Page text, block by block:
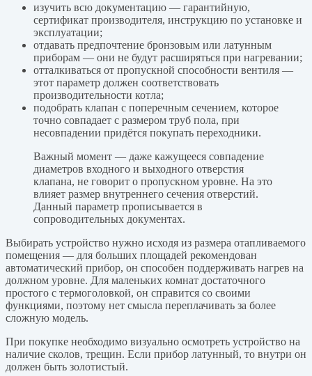
изучить всю документацию — гарантийную,
сертификат производителя, инструкцию по установке и
эксплуатации;
отдавать предпочтение бронзовым или латунным
приборам — они не будут расширяться при нагревании;
отталкиваться от пропускной способности вентиля —
этот параметр должен соответствовать
производительности котла;
подобрать клапан с поперечным сечением, которое
точно совпадает с размером труб пола, при
несовпадении придётся покупать переходники.
Важный момент — даже кажущееся совпадение
диаметров входного и выходного отверстия
клапана, не говорит о пропускном уровне. На это
влияет размер внутреннего сечения отверстий.
Данный параметр прописывается в
сопроводительных документах.
Выбирать устройство нужно исходя из размера отапливаемого
помещения — для больших площадей рекомендован
автоматический прибор, он способен поддерживать нагрев на
должном уровне. Для маленьких комнат достаточного
простого с термоголовкой, он справится со своими
функциями, поэтому нет смысла переплачивать за более
сложную модель.
При покупке необходимо визуально осмотреть устройство на
наличие сколов, трещин. Если прибор латунный, то внутри он
должен быть золотистый.